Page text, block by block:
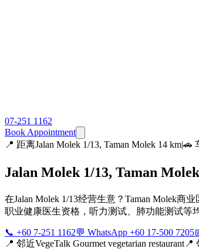
07-251 1162
Book Appointment
📍 距离Jalan Molek 1/13, Taman Molek 14 km|🚗
Jalan Molek 1/13, Taman
在Jalan Molek 1/13经营生意？Taman Molek商
职业健康医生资格，听力测试、肺功能测试等
📞 +60 7-251 1162💬 WhatsApp +60 17-500 7205
📍 邻近VegeTalk Gourmet vegetarian restaurant 📍